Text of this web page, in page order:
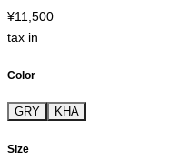
¥11,500
tax in
Color
GRY KHA
Size